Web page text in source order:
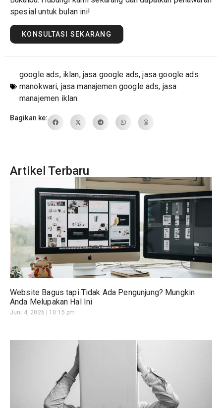
spesial untuk bulan ini!
KONSULTASI SEKARANG
google ads, iklan, jasa google ads,jasa google ads
manokwari, jasa manajemen google ads, jasa
manajemen iklan
Bagikan ke:
Artikel Terbaru
Website Bagus tapi Tidak Ada Pengunjung? Mungkin
Anda Melupakan Hal Ini
Juni 4, 2026 10:15 pm